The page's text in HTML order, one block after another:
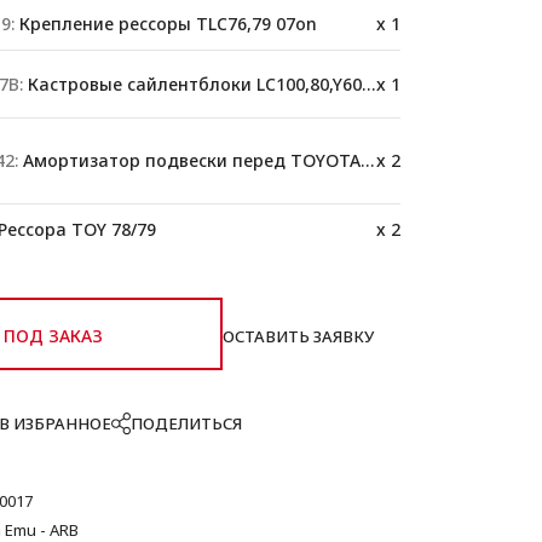
Крепление рессоры TLC76,79 07on x 1
Кастровые сайлентблоки LC100,80,Y60,78 x 1
Амортизатор подвески перед TOYOTA 76/78/79 x 2
TOY 78/79 x 2
ПОД ЗАКАЗ ОСТАВИТЬ ЗАЯВКУ
ИЗБРАННОЕ ПОДЕЛИТЬСЯ
- ARB